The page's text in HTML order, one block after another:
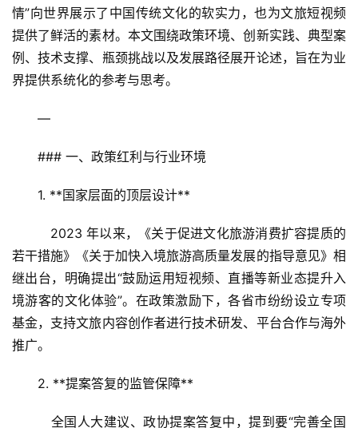
情”向世界展示了中国传统文化的软实力，也为文旅短视频
提供了鲜活的素材。本文围绕政策环境、创新实践、典型案
例、技术支撑、瓶颈挑战以及发展路径展开论述，旨在为业
界提供系统化的参考与思考。
—
### 一、政策红利与行业环境
1. **国家层面的顶层设计**
若干措施》《关于加快入境旅游高质量发展的指导意见》相
继出台，明确提出“鼓励运用短视频、直播等新业态提升入
境游客的文化体验”。在政策激励下，各省市纷纷设立专项
基金，支持文旅内容创作者进行技术研发、平台合作与海外
推广。
2. **提案答复的监管保障**